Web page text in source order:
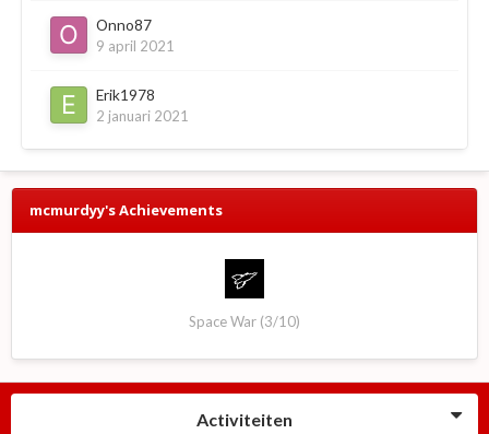
Onno87
9 april 2021
Erik1978
2 januari 2021
mcmurdyy's Achievements
Space War (3/10)
Activiteiten